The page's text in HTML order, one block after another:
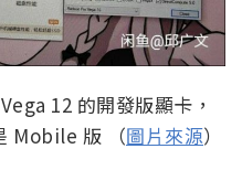
12 的開發版顯卡，
Mobile 版 （圖片來源）